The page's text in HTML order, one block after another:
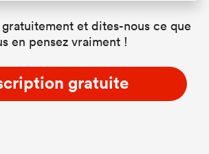
et dites-nous ce que
en pensez vraiment !
gratuite